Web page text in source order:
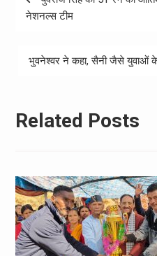
navigation
नेशनल्स टीम
भुवनेश्वर ने कहा, सैनी जैसे युवाओं के
Related Posts